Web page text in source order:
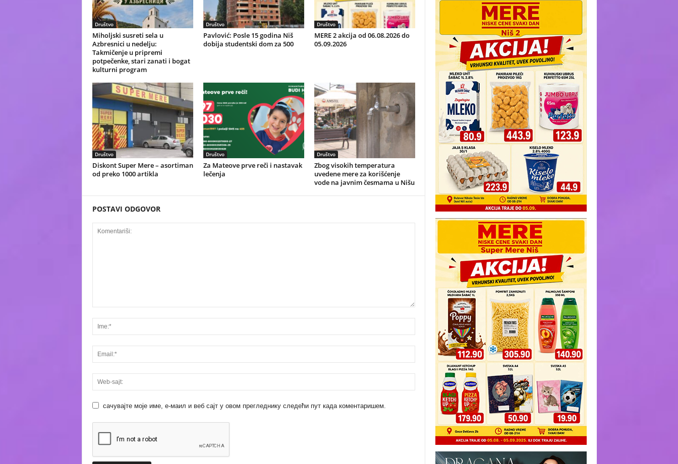
Društvo
Miholjski susreti sela u
Azbresnici u nedelju:
Takmičenje u pripremi
potpečenke, stari zanati i bogat
kulturni program
Društvo
Pavlović: Posle 15 godina Niš
dobija studentski dom za 500
Društvo
MERE 2 akcija od 06.08.2026 do
05.09.2026
Društvo
Diskont Super Mere – asortiman
od preko 1000 artikla
Društvo
Za Mateove prve reči i nastavak
lečenja
Društvo
Zbog visokih temperatura
uvedene mere za korišćenje
vode na javnim česmama u Nišu
POSTAVI ODGOVOR
сачувајте моје име, е-маил и веб сајт у овом прегледнику следећи пут када коментаришем.